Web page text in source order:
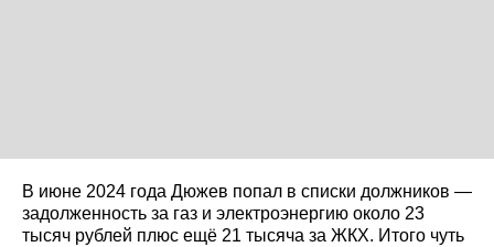
В июне 2024 года Дюжев попал в списки должников —
задолженность за газ и электроэнергию около 23
тысяч рублей плюс ещё 21 тысяча за ЖКХ. Итого чуть